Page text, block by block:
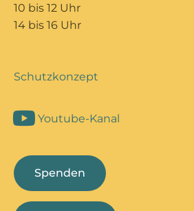
10 bis 12 Uhr
14 bis 16 Uhr
Schutzkonzept
Youtube-Kanal
Spenden